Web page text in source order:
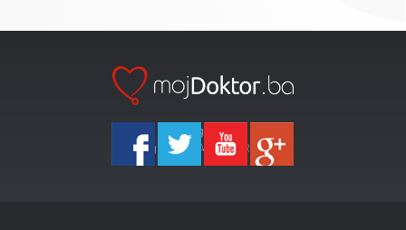
Ka-Agencija
Copyright 2026 All Right Reserved